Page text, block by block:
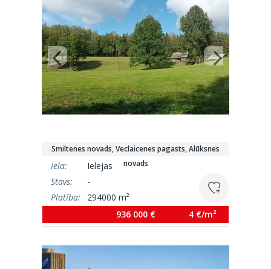
Smiltenes novads, Veclaicenes pagasts, Alūksnes
novads
Iela:
Ielejas
Stāvs:
-
Platība:
294000 m²
936 000 €
4 €/m²